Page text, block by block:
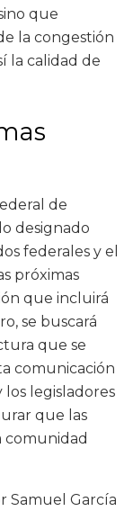
que
la congestión
la calidad de
de
designado
federales y el
próximas
que incluirá
se buscará
que se
comunicación
legisladores
que las
comunidad
Samuel García